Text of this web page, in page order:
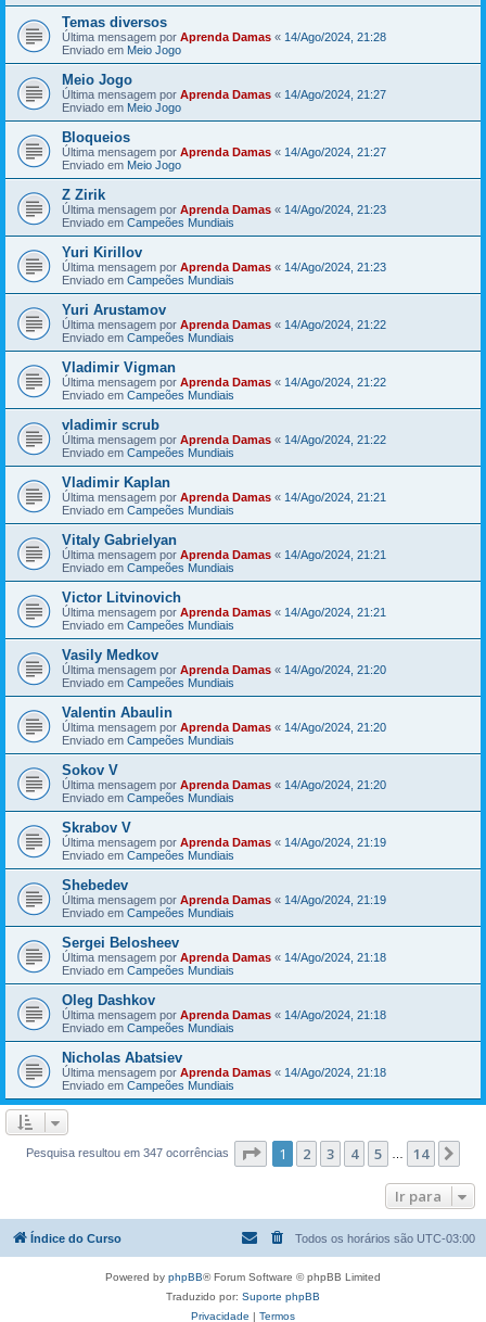
Temas diversos
Última mensagem por Aprenda Damas « 14/Ago/2024, 21:28
Enviado em Meio Jogo
Meio Jogo
Última mensagem por Aprenda Damas « 14/Ago/2024, 21:27
Enviado em Meio Jogo
Bloqueios
Última mensagem por Aprenda Damas « 14/Ago/2024, 21:27
Enviado em Meio Jogo
Z Zirik
Última mensagem por Aprenda Damas « 14/Ago/2024, 21:23
Enviado em Campeões Mundiais
Yuri Kirillov
Última mensagem por Aprenda Damas « 14/Ago/2024, 21:23
Enviado em Campeões Mundiais
Yuri Arustamov
Última mensagem por Aprenda Damas « 14/Ago/2024, 21:22
Enviado em Campeões Mundiais
Vladimir Vigman
Última mensagem por Aprenda Damas « 14/Ago/2024, 21:22
Enviado em Campeões Mundiais
vladimir scrub
Última mensagem por Aprenda Damas « 14/Ago/2024, 21:22
Enviado em Campeões Mundiais
Vladimir Kaplan
Última mensagem por Aprenda Damas « 14/Ago/2024, 21:21
Enviado em Campeões Mundiais
Vitaly Gabrielyan
Última mensagem por Aprenda Damas « 14/Ago/2024, 21:21
Enviado em Campeões Mundiais
Victor Litvinovich
Última mensagem por Aprenda Damas « 14/Ago/2024, 21:21
Enviado em Campeões Mundiais
Vasily Medkov
Última mensagem por Aprenda Damas « 14/Ago/2024, 21:20
Enviado em Campeões Mundiais
Valentin Abaulin
Última mensagem por Aprenda Damas « 14/Ago/2024, 21:20
Enviado em Campeões Mundiais
Sokov V
Última mensagem por Aprenda Damas « 14/Ago/2024, 21:20
Enviado em Campeões Mundiais
Skrabov V
Última mensagem por Aprenda Damas « 14/Ago/2024, 21:19
Enviado em Campeões Mundiais
Shebedev
Última mensagem por Aprenda Damas « 14/Ago/2024, 21:19
Enviado em Campeões Mundiais
Sergei Belosheev
Última mensagem por Aprenda Damas « 14/Ago/2024, 21:18
Enviado em Campeões Mundiais
Oleg Dashkov
Última mensagem por Aprenda Damas « 14/Ago/2024, 21:18
Enviado em Campeões Mundiais
Nicholas Abatsiev
Última mensagem por Aprenda Damas « 14/Ago/2024, 21:18
Enviado em Campeões Mundiais
Pesquisa resultou em 347 ocorrências Página de 14
1 2 3 4 5 14
Ir para
Índice do Curso Todos os horários são UTC-03:00
Powered by phpBB® Forum Software © phpBB Limited
Traduzido por: Suporte phpBB
Privacidade | Termos